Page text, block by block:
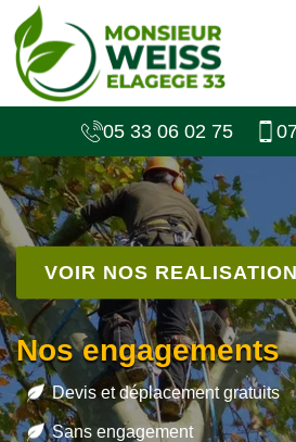
05 33 06 02 75
VOIR NOS
Nos engagements
Devis et déplacement gratuits
Sans engagement